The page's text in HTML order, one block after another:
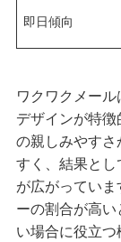
即日傾向
ワクワクメー
デザインが特
の親しみやす
すく、結果と
が広がってい
ーの割合が高
い場合に役立つ